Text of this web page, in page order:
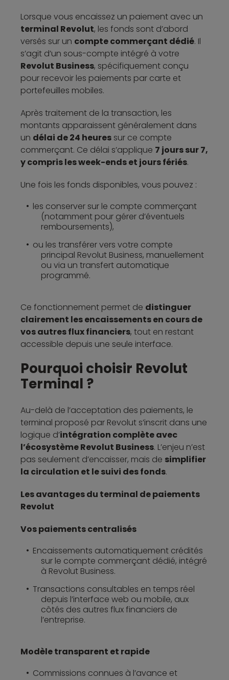
Lorsque vous encaissez un paiement avec un
terminal Revolut, les fonds sont d’abord
versés sur un compte commerçant dédié. Il
s’agit d’un sous-compte intégré à votre
Revolut Business, spécifiquement conçu
pour recevoir les paiements par carte et
portefeuilles mobiles.
Après traitement de la transaction, les
montants apparaissent généralement dans
un délai de 24 heures sur ce compte
commerçant. Ce délai s’applique 7 jours sur 7,
y compris les week-ends et jours fériés.
Une fois les fonds disponibles, vous pouvez :
les conserver sur le compte commerçant
(notamment pour gérer d’éventuels
remboursements),
ou les transférer vers votre compte
principal Revolut Business, manuellement
ou via un transfert automatique
programmé.
Ce fonctionnement permet de distinguer
clairement les encaissements en cours de
vos autres flux financiers, tout en restant
accessible depuis une seule interface.
Pourquoi choisir Revolut
Terminal ?
Au-delà de l’acceptation des paiements, le
terminal proposé par Revolut s’inscrit dans une
logique d’intégration complète avec
l’écosystème Revolut Business. L’enjeu n’est
pas seulement d’encaisser, mais de simplifier
la circulation et le suivi des fonds.
Les avantages du terminal de paiements
Revolut
Vos paiements centralisés
Encaissements automatiquement crédités
sur le compte commerçant dédié, intégré
à Revolut Business.
Transactions consultables en temps réel
depuis l’interface web ou mobile, aux
côtés des autres flux financiers de
l’entreprise.
Modèle transparent et rapide
Commissions connues à l’avance et